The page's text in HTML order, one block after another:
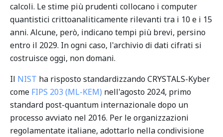
calcoli. Le stime più prudenti collocano i computer
quantistici crittoanaliticamente rilevanti tra i 10 e i 15
anni. Alcune, però, indicano tempi più brevi, persino
entro il 2029. In ogni caso, l'archivio di dati cifrati si
costruisce oggi, non domani.
Il NIST ha risposto standardizzando CRYSTALS-Kyber
come FIPS 203 (ML-KEM) nell'agosto 2024, primo
standard post-quantum internazionale dopo un
processo avviato nel 2016. Per le organizzazioni
regolamentate italiane, adottarlo nella condivisione